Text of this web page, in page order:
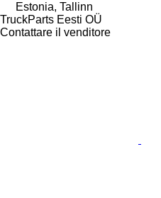
Estonia, Tallinn
TruckParts Eesti OÜ
Contattare il venditore